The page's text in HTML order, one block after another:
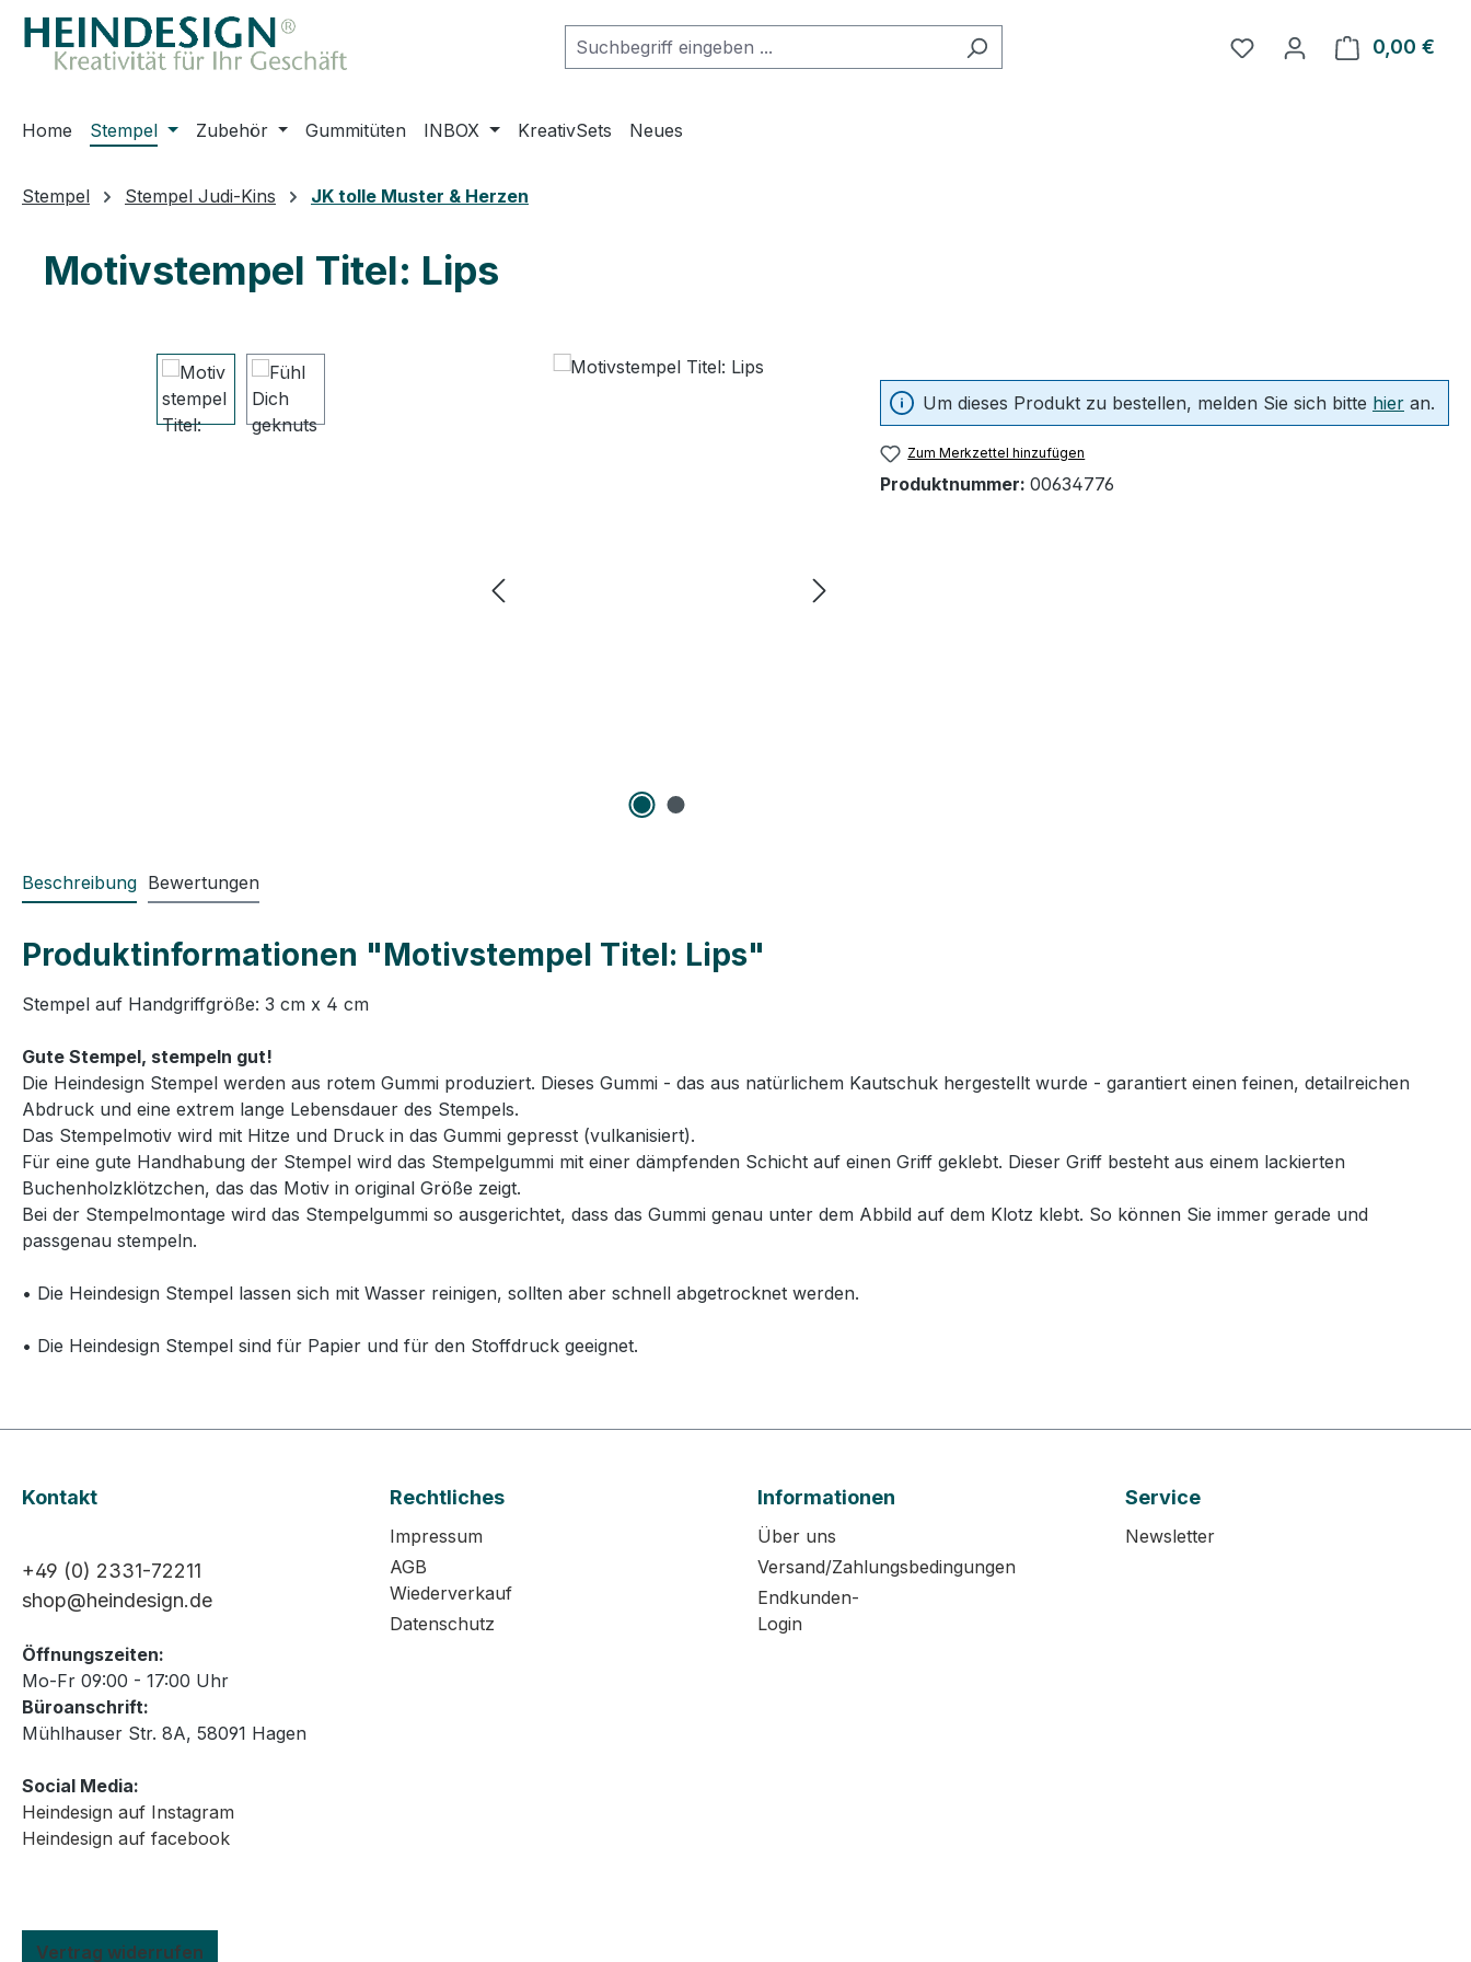
Hauptinhalt springen
Zur Suche springen
Zur Hauptnavigation springen
Du hast 0 Produkte auf
0,00 €
Home Stempel Zubehör Gummitüten INBOX KreativSets Neues
Stempel Stempel Judi-Kins JK tolle Muster & Herzen
Motivstempel Titel: Lips
Um dieses Produkt zu bestellen, melden Sie sich bitte hier an.
Zum Merkzettel hinzufügen
Produktnummer: 00634776
Beschreibung Bewertungen
Produktinformationen "Motivstempel Titel: Lips"
Stempel auf Handgriffgröße: 3 cm x 4 cm
Gute Stempel, stempeln gut!
Die Heindesign Stempel werden aus rotem Gummi produziert. Dieses Gummi - das aus natürlichem Kautschuk hergestellt wurde - garantiert einen feinen, detailreichen
Abdruck und eine extrem lange Lebensdauer des Stempels.
Das Stempelmotiv wird mit Hitze und Druck in das Gummi gepresst (vulkanisiert).
Für eine gute Handhabung der Stempel wird das Stempelgummi mit einer dämpfenden Schicht auf einen Griff geklebt. Dieser Griff besteht aus einem lackierten
Buchenholzklötzchen, das das Motiv in original Größe zeigt.
Bei der Stempelmontage wird das Stempelgummi so ausgerichtet, dass das Gummi genau unter dem Abbild auf dem Klotz klebt. So können Sie immer gerade und
passgenau stempeln.
• Die Heindesign Stempel lassen sich mit Wasser reinigen, sollten aber schnell abgetrocknet werden.
• Die Heindesign Stempel sind für Papier und für den Stoffdruck geeignet.
Kontakt
+49 (0) 2331-72211
shop@heindesign.de
Öffnungszeiten:
Mo-Fr 09:00 - 17:00 Uhr
Büroanschrift:
Mühlhauser Str. 8A, 58091 Hagen
Social Media:
Heindesign auf Instagram
Heindesign auf facebook
Vertrag widerrufen
Rechtliches
Impressum
AGB
Wiederverkauf
Datenschutz
Informationen
Über uns
Versand/Zahlungsbedingungen
Endkunden-
Login
Service
Newsletter